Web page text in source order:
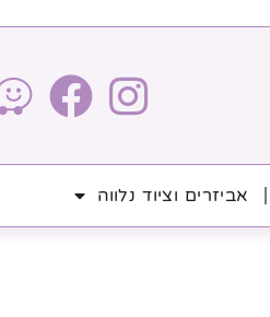
אביזרים וציוד נלווה